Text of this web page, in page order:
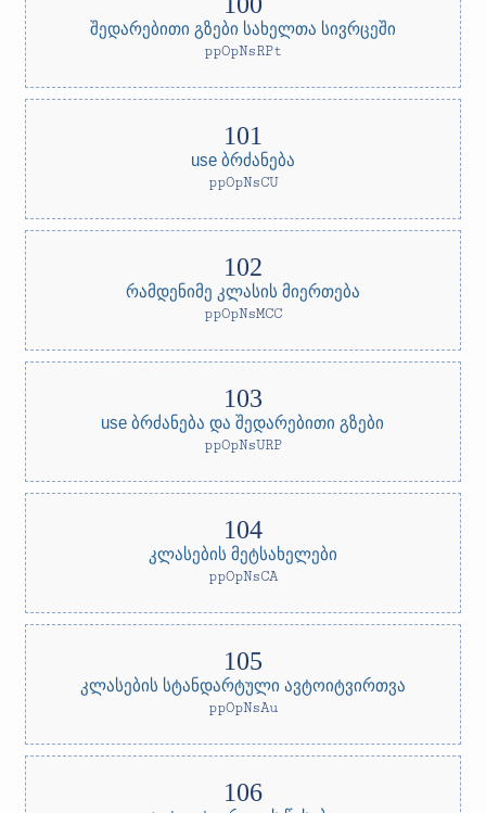
შედარებითი გზები სახელთა სივრცეში
ppOpNsRPt
use ბრძანება
ppOpNsCU
რამდენიმე კლასის მიერთება
ppOpNsMCC
use ბრძანება და შედარებითი გზები
ppOpNsURP
კლასების მეტსახელები
ppOpNsCA
კლასების სტანდარტული ავტოიტვირთვა
ppOpNsAu